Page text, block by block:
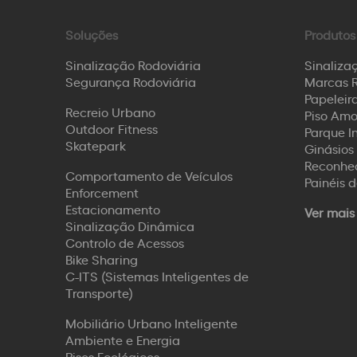
Soluções
Sinalização Rodoviária
Segurança Rodoviária
Recreio Urbano
Outdoor Fitness
Skatepark
Comportamento de Veículos
Enforcement
Estacionamento
Sinalização Dinâmica
Controlo de Acessos
Bike Sharing
C-ITS (Sistemas Inteligentes de
Transporte)
Mobiliário Urbano Inteligente
Ambiente e Energia
Produtos
Marcas
Piso
Parque
Painéis
Ver mais